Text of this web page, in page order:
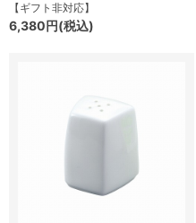
【ギフト非対応】
6,380円(税込)